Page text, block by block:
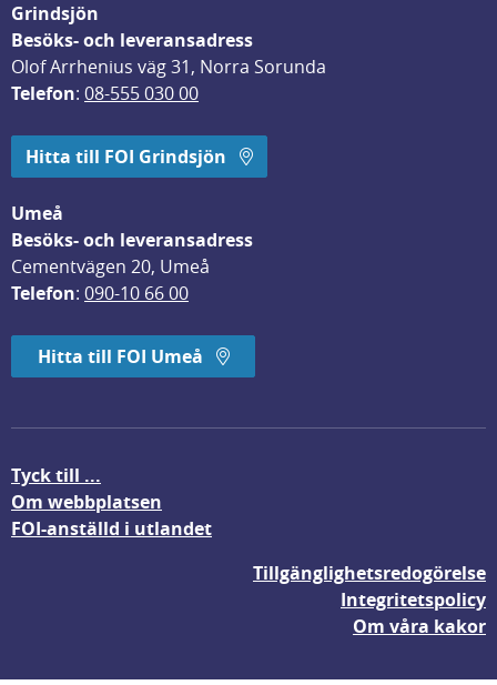
Grindsjön
Besöks- och leveransadress
Olof Arrhenius väg 31, Norra Sorunda
Telefon: 08-555 030 00
Hitta till FOI Grindsjön
Umeå
Besöks- och leveransadress
Cementvägen 20, Umeå
Telefon: 090-10 66 00
Hitta till FOI Umeå
Tyck till ...
Om webbplatsen
FOI-anställd i utlandet
Tillgänglighetsredogörelse
Integritetspolicy
Om våra kakor